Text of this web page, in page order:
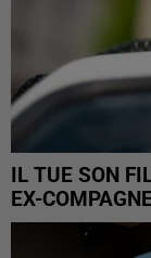
IL TUE SON
EX-